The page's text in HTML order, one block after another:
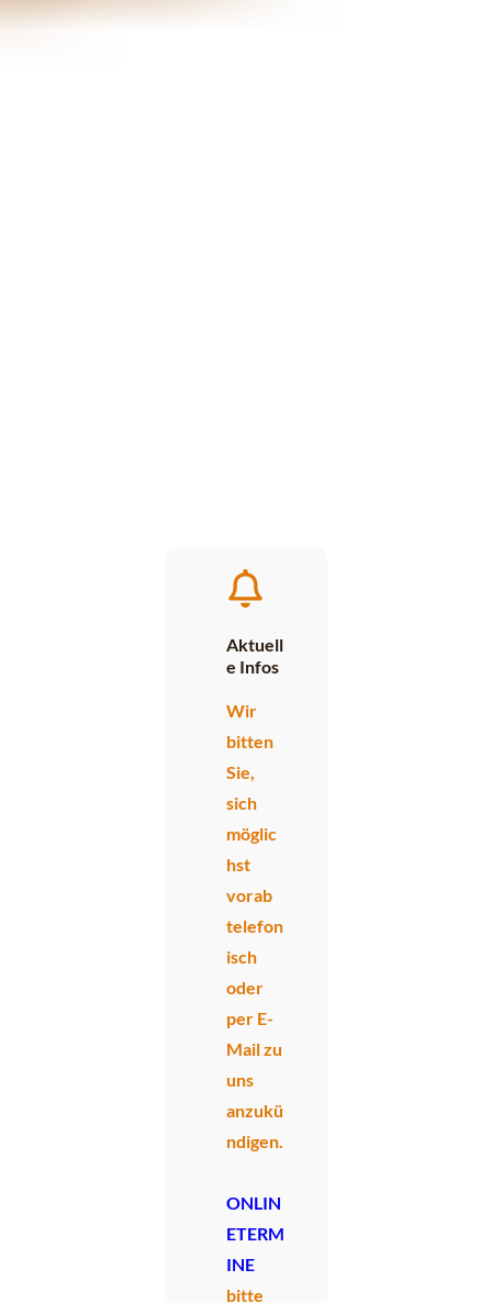
Aktuell
e Infos
Wir
bitten
Sie,
sich
möglic
hst
vorab
telefon
isch
oder
per E-
Mail zu
uns
anzukü
ndigen.
ONLIN
ETERM
INE
bitte